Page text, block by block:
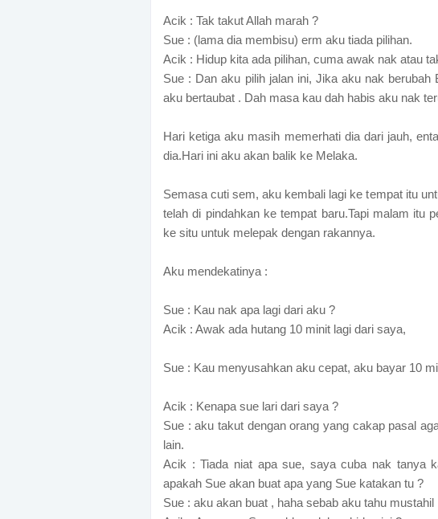
Acik : Tak takut Allah marah ?
Sue : (lama dia membisu) erm aku tiada pilihan.
Acik : Hidup kita ada pilihan, cuma awak nak atau
Sue : Dan aku pilih jalan ini, Jika aku nak berubah
aku bertaubat . Dah masa kau dah habis aku nak
Hari ketiga aku masih memerhati dia dari jauh,
dia.Hari ini aku akan balik ke Melaka.
Semasa cuti sem, aku kembali lagi ke tempat itu
telah di pindahkan ke tempat baru.Tapi malam itu
ke situ untuk melepak dengan rakannya.
Aku mendekatinya :
Sue : Kau nak apa lagi dari aku ?
Acik : Awak ada hutang 10 minit lagi dari saya,
Sue : Kau menyusahkan aku cepat, aku bayar 10
Acik : Kenapa sue lari dari saya ?
Sue : aku takut dengan orang yang cakap pasal
lain.
Acik : Tiada niat apa sue, saya cuba nak tanya
apakah Sue akan buat apa yang Sue katakan tu ?
Sue : aku akan buat , haha sebab aku tahu mustahil